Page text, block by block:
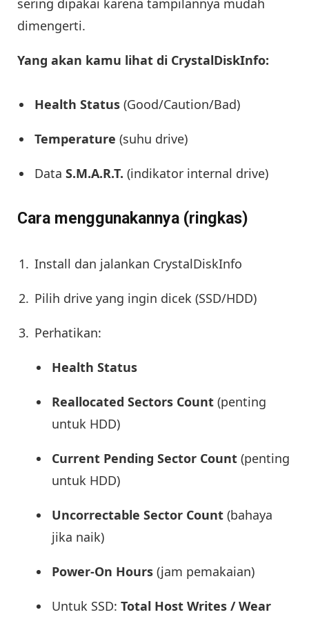
sering dipakai karena tampilannya mudah
dimengerti.
Yang akan kamu lihat di CrystalDiskInfo:
Health Status (Good/Caution/Bad)
Temperature (suhu drive)
Data S.M.A.R.T. (indikator internal drive)
Cara menggunakannya (ringkas)
Install dan jalankan CrystalDiskInfo
Pilih drive yang ingin dicek (SSD/HDD)
Perhatikan:
Health Status
Reallocated Sectors Count (penting
untuk HDD)
Current Pending Sector Count (penting
untuk HDD)
Uncorrectable Sector Count (bahaya
jika naik)
Power-On Hours (jam pemakaian)
Untuk SSD: Total Host Writes / Wear